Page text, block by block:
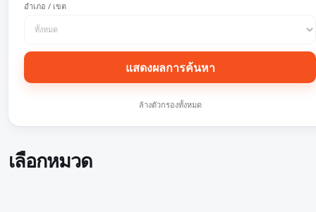
อำเภอ / เขต
แสดงผลการค้นหา
ล้างตัวกรองทั้งหมด
เลือกหมวด